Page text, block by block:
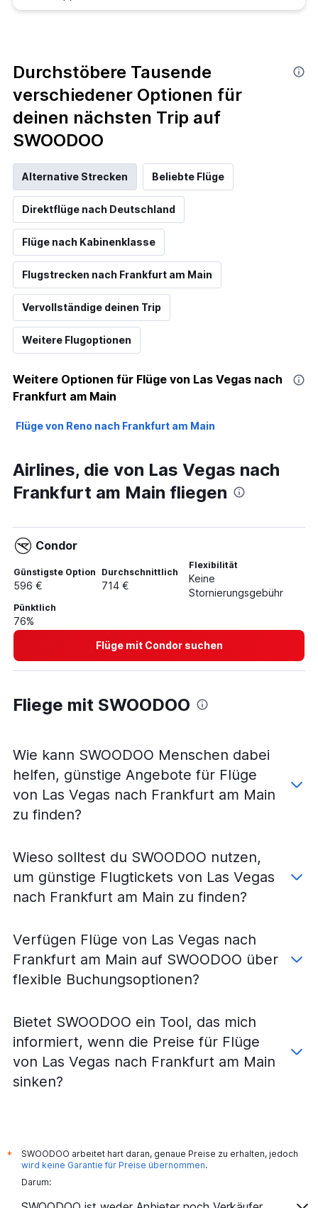
Durchstöbere Tausende
verschiedener Optionen für
deinen nächsten Trip auf
SWOODOO
Alternative Strecken Beliebte Flüge
Direktflüge nach Deutschland
Flüge nach Kabinenklasse
Flugstrecken nach Frankfurt am Main
Vervollständige deinen Trip
Weitere Flugoptionen
Weitere Optionen für Flüge von Las Vegas nach
Frankfurt am Main
Flüge von Reno nach Frankfurt am Main
Airlines, die von Las Vegas nach
Frankfurt am Main fliegen
Condor
Günstigste Option
596 €
Durchschnittlich
714 €
Flexibilität
Keine
Stornierungsgebühr
Pünktlich
76%
Flüge mit Condor suchen
Fliege mit SWOODOO
Wie kann SWOODOO Menschen dabei
helfen, günstige Angebote für Flüge
von Las Vegas nach Frankfurt am Main
zu finden?
Wieso solltest du SWOODOO nutzen,
um günstige Flugtickets von Las Vegas
nach Frankfurt am Main zu finden?
Verfügen Flüge von Las Vegas nach
Frankfurt am Main auf SWOODOO über
flexible Buchungsoptionen?
Bietet SWOODOO ein Tool, das mich
informiert, wenn die Preise für Flüge
von Las Vegas nach Frankfurt am Main
sinken?
*
SWOODOO arbeitet hart daran, genaue Preise zu erhalten, jedoch
wird keine Garantie für Preise übernommen.
Darum: